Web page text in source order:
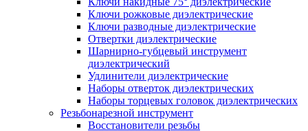
Ключи рожковые диэлектрические
Ключи разводные диэлектрические
Отвертки диэлектрические
Шарнирно-губцевый инструмент
диэлектрический
Удлинители диэлектрические
Наборы отверток диэлектрических
Наборы торцевых головок диэлектрических
Резьбонарезной инструмент
Восстановители резьбы